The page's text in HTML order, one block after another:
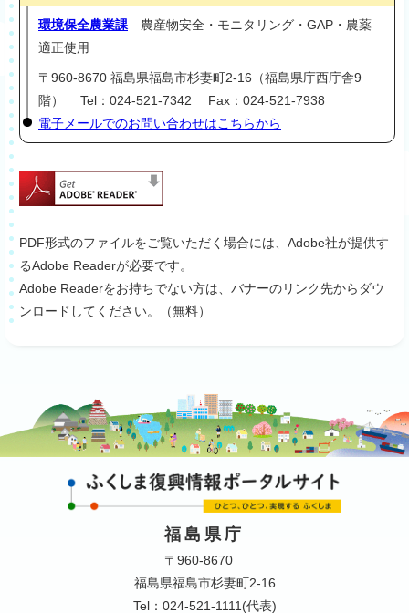
環境保全農業課 農産物安全・モニタリング・GAP・農薬
適正使用
〒960-8670 福島県福島市杉妻町2-16（福島県庁西庁舎9
階） Tel：024-521-7342 Fax：024-521-7938
電子メールでのお問い合わせはこちらから
PDF形式のファイルをご覧いただく場合には、Adobe社が提供す
るAdobe Readerが必要です。
Adobe Readerをお持ちでない方は、バナーのリンク先からダウ
ンロードしてください。（無料）
福島県庁
〒960-8670
福島県福島市杉妻町2-16
Tel：024-521-1111(代表)